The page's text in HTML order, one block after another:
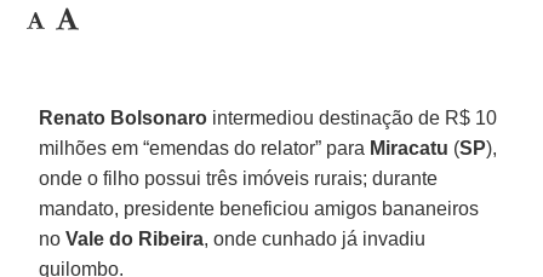
Renato Bolsonaro intermediou destinação de R$ 10
milhões em “emendas do relator” para Miracatu (SP),
onde o filho possui três imóveis rurais; durante
mandato, presidente beneficiou amigos bananeiros
noVale do Ribeira, onde cunhado já invadiu
quilombo.